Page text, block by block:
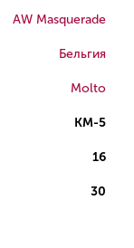
AW Masquerade
Бельгия
Molto
КМ-5
16
30